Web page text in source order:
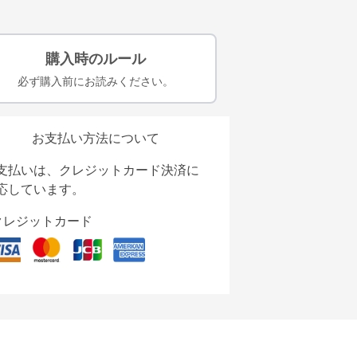
購入時のルール
必ず購入前にお読みください。
お支払い方法について
払いは、クレジットカード決済に
しています。
レジットカード